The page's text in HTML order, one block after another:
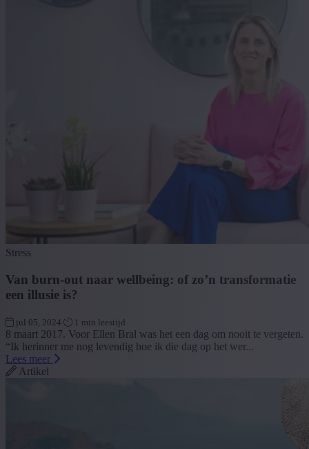
Stress
Van burn-out naar wellbeing: of zo’n transformatie
een illusie is?
jul 05, 2024 1 min leestijd
8 maart 2017. Voor Ellen Bral was het een dag om nooit te vergeten.
“Ik herinner me nog levendig hoe ik die dag op het wer...
Lees meer
Artikel